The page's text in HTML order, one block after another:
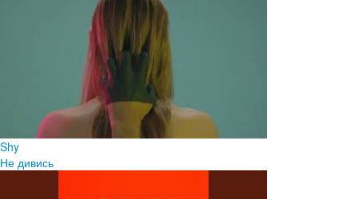
Shy
Не дивись